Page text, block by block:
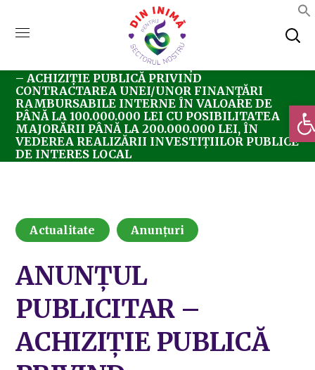
ANUNȚUL PUBLICITAR
– ACHIZIȚIE PUBLICĂ PRIVIND
CONTRACTAREA UNEI/UNOR FINANȚĂRI
RAMBURSABILE INTERNE ÎN VALOARE DE
PÂNĂ LA 100.000.000 LEI CU POSIBILITATEA
MAJORĂRII PÂNĂ LA 200.000.000 LEI, ÎN
VEDEREA REALIZĂRII INVESTIȚIILOR PUBLICE
DE INTERES LOCAL
Actualitate Anunțuri
ANUNȚUL
PUBLICITAR –
ACHIZIȚIE PUBLICĂ